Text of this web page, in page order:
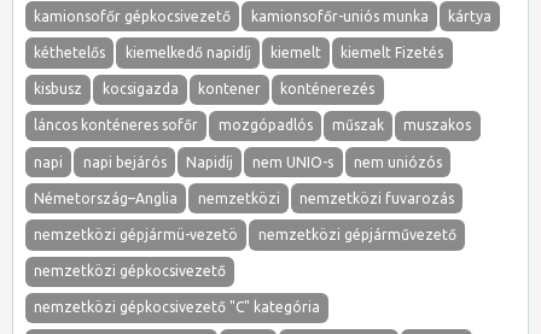
kamionsofőr gépkocsivezető kamionsofőr-uniós munka kártya
kéthetelős kiemelkedő napidíj kiemelt kiemelt Fizetés
kisbusz kocsigazda kontener konténerezés
láncos konténeres sofőr mozgópadlós műszak muszakos
napi napi bejárós Napidíj nem UNIO-s nem uniózós
Németország–Anglia nemzetközi nemzetközi fuvarozás
nemzetközi gépjármü-vezetö nemzetközi gépjárművezető
nemzetközi gépkocsivezető
nemzetközi gépkocsivezető "C" kategória